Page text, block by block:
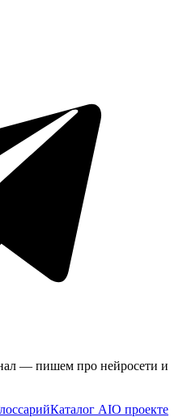
— пишем про нейросети и
Каталог AIО проекте